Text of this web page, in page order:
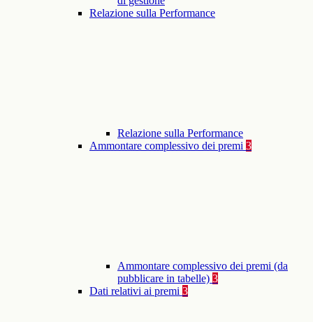
Relazione sulla Performance
Relazione sulla Performance
Ammontare complessivo dei premi 3
Ammontare complessivo dei premi (da
pubblicare in tabelle) 3
Dati relativi ai premi 3